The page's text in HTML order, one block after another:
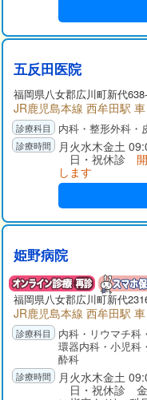
五反田医院
福岡県八女郡広川町新代
JR鹿児島本線 西牟田駅
内科・整形外科・
月火水木金土
日・祝休診
します
姫野病院
福岡県八女郡広川町新代
JR鹿児島本線 西牟田駅
内科・リウマチ科
環器内科・小児科
酔科
月火水木金土
日・祝休診 金